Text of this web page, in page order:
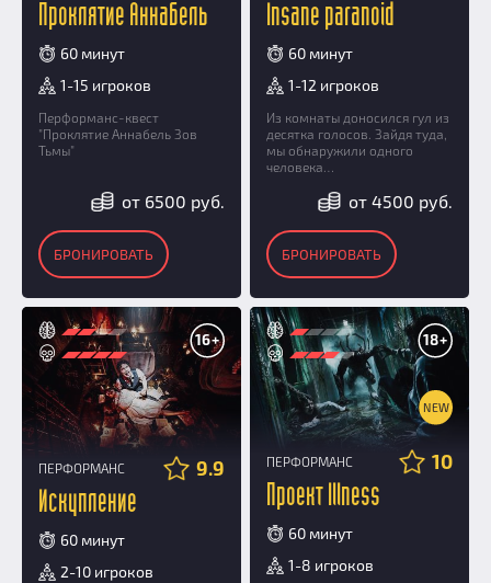
Проклятие Аннабель
60 минут
1-15 игроков
Перформанс-квест
"Проклятие Аннабель Зов
Тьмы"
от 6500 руб.
БРОНИРОВАТЬ
Insane paranoid
60 минут
1-12 игроков
Из комнаты доносился гул из
десятка голосов. Зайдя туда,
мы обнаружили одного
человека…
от 4500 руб.
БРОНИРОВАТЬ
16+
ПЕРФОРМАНС 9.9
Искупление
60 минут
2-10 игроков
18+
NEW
ПЕРФОРМАНС 10
Проект Illness
60 минут
1-8 игроков